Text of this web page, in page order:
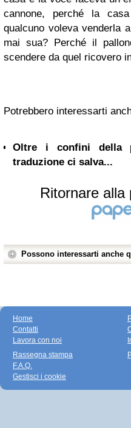
cannone, perché la
qualcuno voleva
mai sua? Perché il
scendere da quel ricovero
Potrebbero interessarti
Oltre i confini della
traduzione ci salva...
Ritornare alla
Possono interessarti anche
Home
Contatti
Lavora con noi
Rassegna stampa
F.A.Q.
Gestisci i cookie